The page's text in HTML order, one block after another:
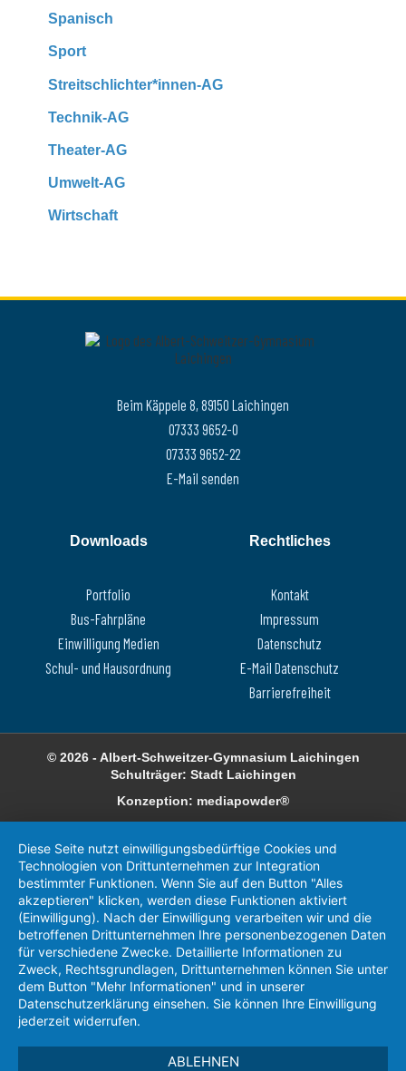
Spanisch
Sport
Streitschlichter*innen-AG
Technik-AG
Theater-AG
Umwelt-AG
Wirtschaft
Beim Käppele 8, 89150 Laichingen
07333 9652-0
07333 9652-22
E-Mail senden
Downloads
Portfolio
Bus-Fahrpläne
Einwilligung Medien
Schul- und Hausordnung
Rechtliches
Kontakt
Impressum
Datenschutz
E-Mail Datenschutz
Barrierefreiheit
© 2026 - Albert-Schweitzer-Gymnasium Laichingen
Schulträger: Stadt Laichingen
Konzeption: mediapowder®
Diese Seite nutzt einwilligungsbedürftige Cookies und
Technologien von Drittunternehmen zur Integration
bestimmter Funktionen. Wenn Sie auf den Button "Alles
akzeptieren" klicken, werden diese Funktionen aktiviert
(Einwilligung). Nach der Einwilligung verarbeiten wir und die
betroffenen Drittunternehmen Ihre personenbezogenen Daten
für verschiedene Zwecke. Detaillierte Informationen zu
Zweck, Rechtsgrundlagen, Drittunternehmen können Sie unter
dem Button "Mehr Informationen" und in unserer
Datenschutzerklärung einsehen. Sie können Ihre Einwilligung
jederzeit widerrufen.
ABLEHNEN